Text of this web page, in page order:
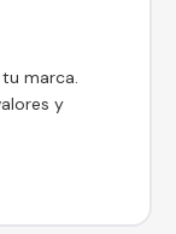
marca.
y